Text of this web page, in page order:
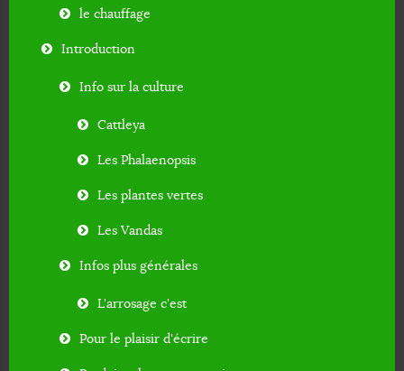
le chauffage
Introduction
Info sur la culture
Cattleya
Les Phalaenopsis
Les plantes vertes
Les Vandas
Infos plus générales
L'arrosage c'est
Pour le plaisir d'écrire